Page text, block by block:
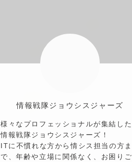
情報戦隊ジョウシスジャーズ
様々なプロフェッショナルが集結した
情報戦隊ジョウシスジャーズ！
ITに不慣れな方から情シス担当の方ま
で、年齢や立場に関係なく、お困りご